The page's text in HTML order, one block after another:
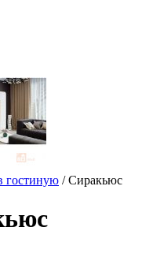
гостиную / Сиракьюс